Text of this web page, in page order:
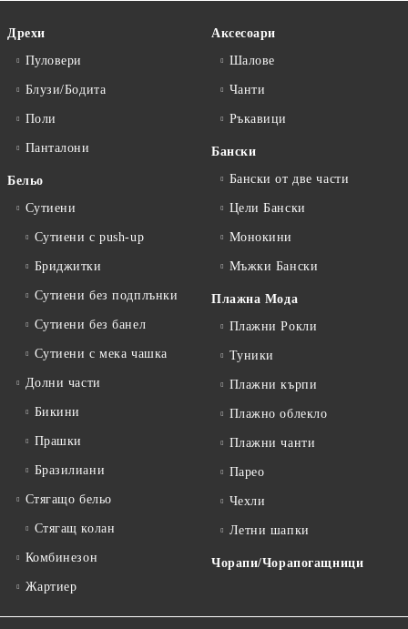
Дрехи
Пуловери
Блузи/Бодита
Поли
Панталони
Бельо
Сутиени
Сутиени с push-up
Бриджитки
Сутиени без подплънки
Сутиени без банел
Сутиени с мека чашка
Долни части
Бикини
Прашки
Бразилиани
Стягащо бельо
Стягащ колан
Комбинезон
Жартиер
Аксесоари
Шалове
Чанти
Ръкавици
Бански
Бански от две части
Цели Бански
Монокини
Мъжки Бански
Плажна Мода
Плажни Рокли
Туники
Плажни кърпи
Плажно облекло
Плажни чанти
Парео
Чехли
Летни шапки
Чорапи/Чорапогащници